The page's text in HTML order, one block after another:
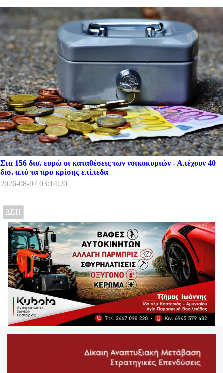
Στα 156 δισ. ευρώ οι καταθέσεις των νοικοκυριών - Απέχουν 40
δισ. από τα προ κρίσης επίπεδα
2026-08-07 03:14:20
ΔΕΗ